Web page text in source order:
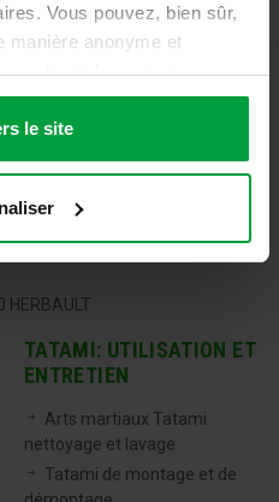
Vous pouvez, bien sûr,
manière anonyme et
le site' pour tout
vos préférences.
le site
TATAMI: UTILISATION ET
ENTRETIEN
Arts martiaux Tatami
nettoyage et lavage
Tatami de montage et de